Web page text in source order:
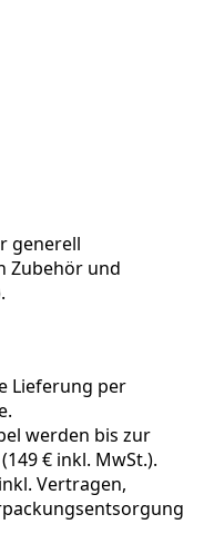
generell
Zubehör und
Lieferung per
werden bis zur
€ inkl. MwSt.).
Vertragen,